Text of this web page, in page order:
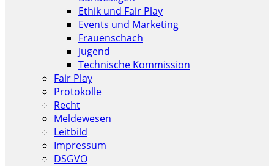
Ethik und Fair Play
Events und Marketing
Frauenschach
Jugend
Technische Kommission
Fair Play
Protokolle
Recht
Meldewesen
Leitbild
Impressum
DSGVO